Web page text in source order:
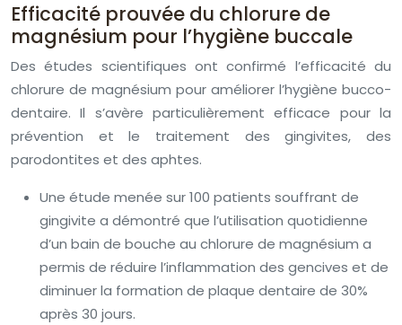
Efficacité prouvée du chlorure de
magnésium pour l’hygiène buccale
Des études scientifiques ont confirmé l’efficacité du
chlorure de magnésium pour améliorer l’hygiène bucco-
dentaire. Il s’avère particulièrement efficace pour la
prévention et le traitement des gingivites, des
parodontites et des aphtes.
Une étude menée sur 100 patients souffrant de
gingivite a démontré que l’utilisation quotidienne
d’un bain de bouche au chlorure de magnésium a
permis de réduire l’inflammation des gencives et de
diminuer la formation de plaque dentaire de 30%
après 30 jours.